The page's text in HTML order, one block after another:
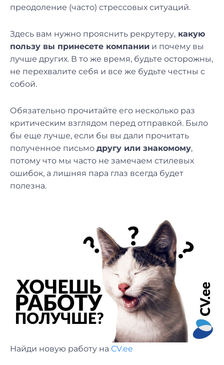
преодоление (часто) стрессовых ситуаций.
Здесь вам нужно прояснить рекрутеру, какую
пользу вы принесете компании и почему вы
лучше других. В то же время, будьте осторожны,
не перехвалите себя и все же будьте честны с
собой.
Обязательно прочитайте его несколько раз
критическим взглядом перед отправкой. Было
бы еще лучше, если бы вы дали прочитать
полученное письмо другу или знакомому,
потому что мы часто не замечаем стилевых
ошибок, а лишняя пара глаз всегда будет
полезна.
Найди новую работу на CV.ee